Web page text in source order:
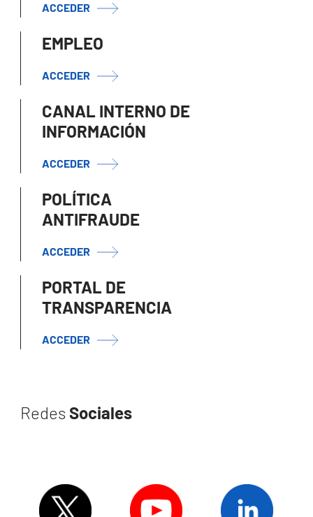
ACCEDER
EMPLEO
ACCEDER
CANAL INTERNO DE
INFORMACIÓN
ACCEDER
POLÍTICA
ANTIFRAUDE
ACCEDER
PORTAL DE
TRANSPARENCIA
ACCEDER
Redes Sociales